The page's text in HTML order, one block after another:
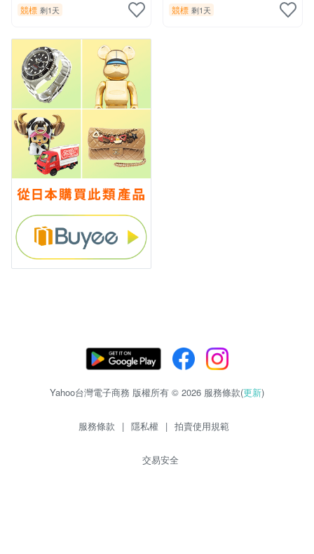
競標 剩1天 競標 剩1天
Yahoo台灣電子商務 版權所有 © 2026 服務條款(更新)
服務條款 | 隱私權 | 拍賣使用規範
交易安全